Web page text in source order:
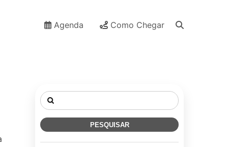
Agenda Como Chegar
Pesquisar
por: